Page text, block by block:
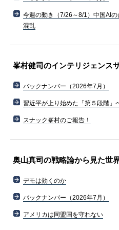
今週の動き（7/26～8/1）中国AI
混乱
峯村健司のインテリジェンス
バックナンバー（2026年7月）
習近平が上り始めた「第５段階」
スナック峯村のご報告！
奥山真司の戦略論から見た世
デモは効くのか
バックナンバー（2026年7月）
アメリカは同盟国を守れない